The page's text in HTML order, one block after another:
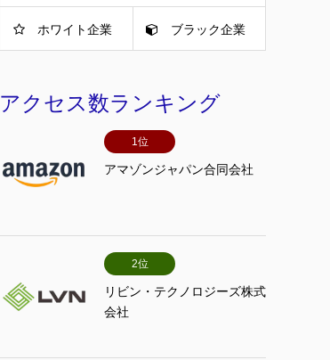
ホワイト企業 ブラック企業
アクセス数ランキング
1位
アマゾンジャパン合同会社
2位
リビン・テクノロジーズ株式
会社